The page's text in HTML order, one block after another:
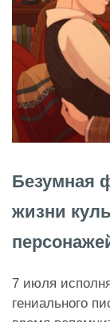
Безумная
жизни
7 июля
гениального